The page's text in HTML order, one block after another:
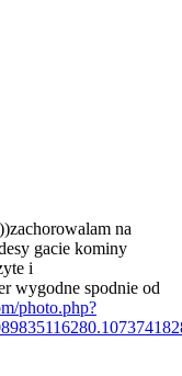
na
gacie kominy
i
wygodne spodnie od
photo.php?